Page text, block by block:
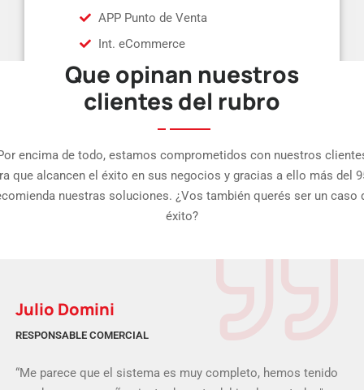
APP Punto de Venta
Int. eCommerce
Que opinan nuestros
clientes del rubro
encima de todo, estamos comprometidos con nuestros
que alcancen el éxito en sus negocios y gracias a ello más del
nuestras soluciones. ¿Vos también querés ser un caso
éxito?
Julio Domini
RESPONSABLE COMERCIAL
“Me parece que el sistema es muy completo, hemos tenido